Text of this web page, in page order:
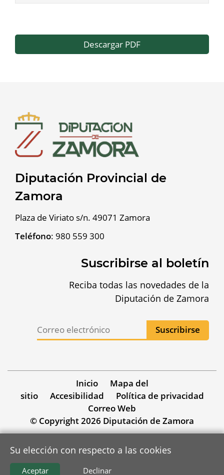
Descargar PDF
Diputación Provincial de
Zamora
Plaza de Viriato s/n. 49071 Zamora
Teléfono: 980 559 300
Suscribirse al boletín
Reciba todas las novedades de la
Diputación de Zamora
Inicio
Mapa del
sitio
Accesibilidad
Política de privacidad
Correo Web
© Copyright 2026 Diputación de Zamora
Su elección con respecto a las cookies
Declinar
Aceptar